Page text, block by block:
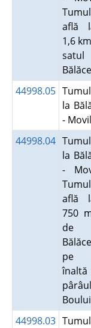
află
1,6
satul
44998.05
la
-
44998.04
la
-
află
750
de
pe
44998.03